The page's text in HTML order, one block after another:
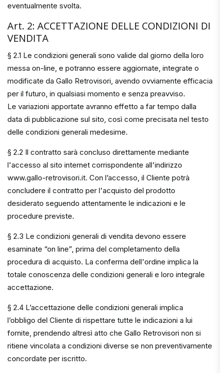
eventualmente svolta.
Art. 2: ACCETTAZIONE DELLE CONDIZIONI DI
VENDITA
§ 2.1 Le condizioni generali sono valide dal giorno della loro
messa on-line, e potranno essere aggiornate, integrate o
modificate da Gallo Retrovisori, avendo ovviamente efficacia
per il futuro, in qualsiasi momento e senza preavviso.
Le variazioni apportate avranno effetto a far tempo dalla
data di pubblicazione sul sito, così come precisata nel testo
delle condizioni generali medesime.
§ 2.2 Il contratto sarà concluso direttamente mediante
l'accesso al sito internet corrispondente all'indirizzo
www.gallo-retrovisori.it. Con l’accesso, il Cliente potrà
concludere il contratto per l'acquisto del prodotto
desiderato seguendo attentamente le indicazioni e le
procedure previste.
§ 2.3 Le condizioni generali di vendita devono essere
esaminate “on line”, prima del completamento della
procedura di acquisto. La conferma dell'ordine implica la
totale conoscenza delle condizioni generali e loro integrale
accettazione.
§ 2.4 L’accettazione delle condizioni generali implica
l’obbligo del Cliente di rispettare tutte le indicazioni a lui
fornite, prendendo altresì atto che Gallo Retrovisori non si
ritiene vincolata a condizioni diverse se non preventivamente
concordate per iscritto.